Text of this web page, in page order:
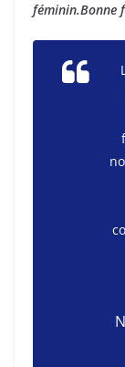
féminin.Bonne